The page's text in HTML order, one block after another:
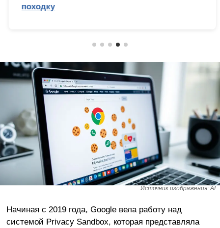
походку
Источник изображения: AI
Начиная с 2019 года, Google вела работу над
системой Privacy Sandbox, которая представляла